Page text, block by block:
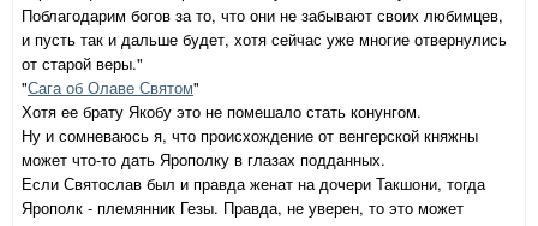
Поблагодарим богов за то, что они не забывают своих любимцев,
и пусть так и дальше будет, хотя сейчас уже многие отвернулись
от старой веры."
"Сага об Олаве Святом"
Хотя ее брату Якобу это не помешало стать конунгом.
Ну и сомневаюсь я, что происхождение от венгерской княжны
может что-то дать Ярополку в глазах подданных.
Если Святослав был и правда женат на дочери Такшони, тогда
Ярополк - племянник Гезы. Правда, не уверен, то это может